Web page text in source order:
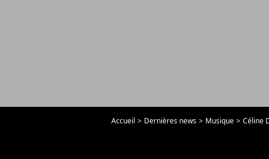
Accueil Dernières news Musique
Céline